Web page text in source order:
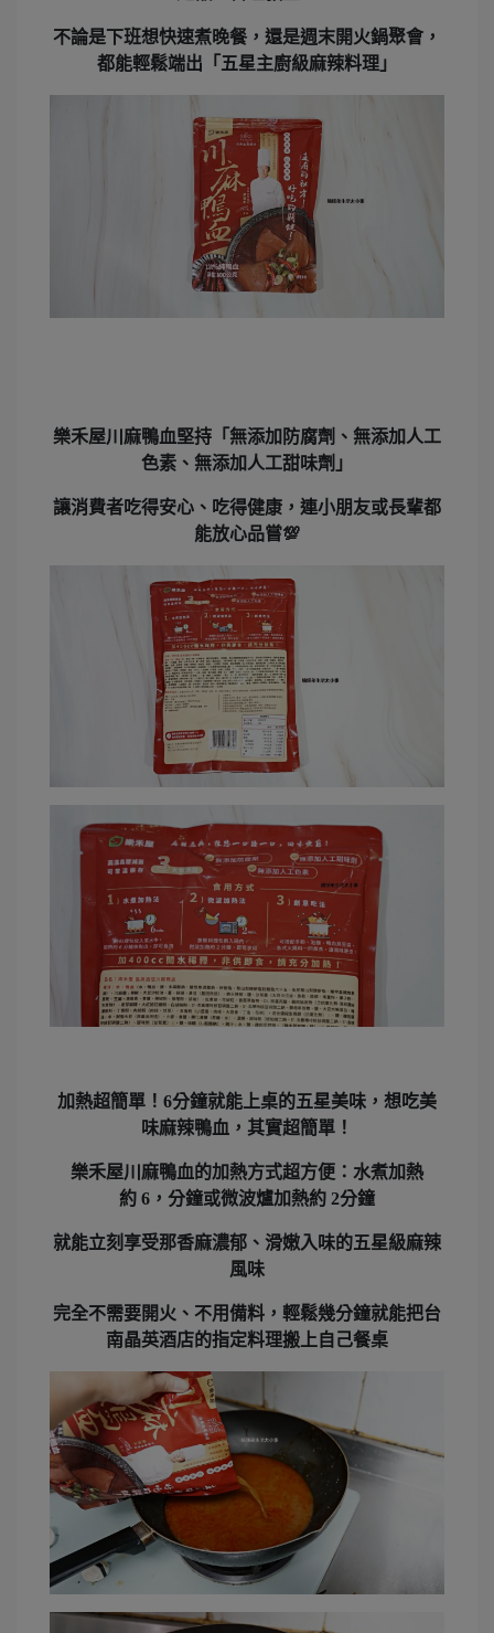
不論是下班想快速煮晚餐，還是週末開火鍋聚會，
都能輕鬆端出「五星主廚級麻辣料理」
樂禾屋川麻鴨血堅持「無添加防腐劑、無添加人工
色素、無添加人工甜味劑」
讓消費者吃得安心、吃得健康，連小朋友或長輩都
能放心品嘗💯
加熱超簡單！ 6分鐘就能上桌的五星美味，想吃美
味麻辣鴨血，其實超簡單！
樂禾屋川麻鴨血的加熱方式超方便： 水煮加熱
約 6， 分鐘或微波爐加熱約 2分鐘
就能立刻享受那香麻濃郁、滑嫩入味的五星級麻辣
風味
完全不需要開火、不用備料，輕鬆幾分鐘就能把台
南晶英酒店的指定料理搬上自己餐桌